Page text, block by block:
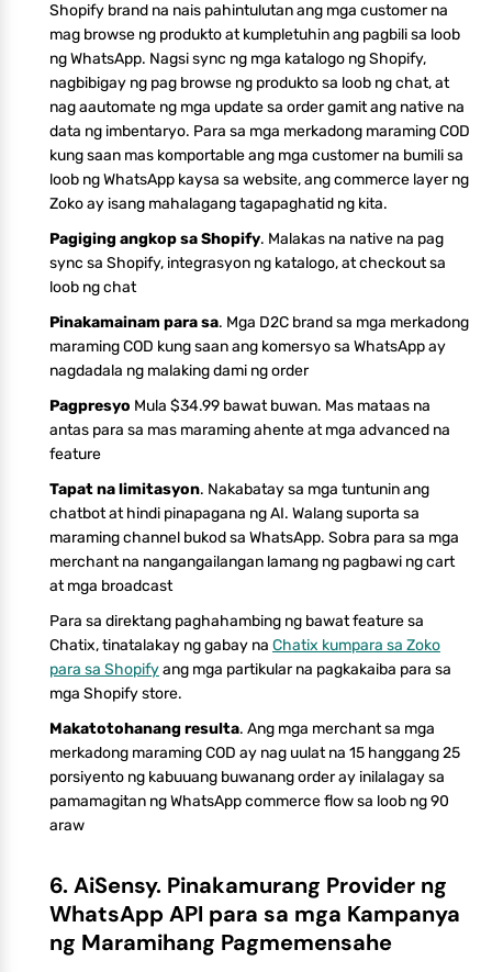
Shopify brand na nais pahintulutan ang mga customer na
mag browse ng produkto at kumpletuhin ang pagbili sa loob
ng WhatsApp. Nagsi sync ng mga katalogo ng Shopify,
nagbibigay ng pag browse ng produkto sa loob ng chat, at
nag aautomate ng mga update sa order gamit ang native na
data ng imbentaryo. Para sa mga merkadong maraming COD
kung saan mas komportable ang mga customer na bumili sa
loob ng WhatsApp kaysa sa website, ang commerce layer ng
Zoko ay isang mahalagang tagapaghatid ng kita.
Pagiging angkop sa Shopify. Malakas na native na pag
sync sa Shopify, integrasyon ng katalogo, at checkout sa
loob ng chat
Pinakamainam para sa. Mga D2C brand sa mga merkadong
maraming COD kung saan ang komersyo sa WhatsApp ay
nagdadala ng malaking dami ng order
Pagpresyo Mula $34.99 bawat buwan. Mas mataas na
antas para sa mas maraming ahente at mga advanced na
feature
Tapat na limitasyon. Nakabatay sa mga tuntunin ang
chatbot at hindi pinapagana ng AI. Walang suporta sa
maraming channel bukod sa WhatsApp. Sobra para sa mga
merchant na nangangailangan lamang ng pagbawi ng cart
at mga broadcast
Para sa direktang paghahambing ng bawat feature sa
Chatix, tinatalakay ng gabay na Chatix kumpara sa Zoko
para sa Shopifyang mga partikular na pagkakaiba para sa
mga Shopify store.
Makatotohanang resulta. Ang mga merchant sa mga
merkadong maraming COD ay nag uulat na 15 hanggang 25
porsiyento ng kabuuang buwanang order ay inilalagay sa
pamamagitan ng WhatsApp commerce flow sa loob ng 90
araw
6. AiSensy. Pinakamurang Provider ng
WhatsApp API para sa mga Kampanya
ng Maramihang Pagmemensahe